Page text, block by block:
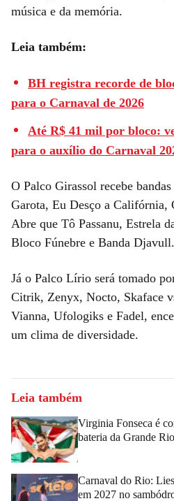
música e da memória.
Leia também:
BH registra recorde de
para o Carnaval de 2026
Até R$ 41 mil por bloco:
para o auxílio do Carnaval
O Palco Girassol recebe
Garota, Eu Desço a Califórnia,
Abre que Tô Passanu, Estrela
Bloco Fúnebre e Banda Djavull.
Já o Palco Lírio será tomado
Citrik, Zenyx, Nocto, Skaface
Vianna, Ufologiks e Fadel,
um clima de diversidade.
Leia também
Virginia Fonseca é
bateria da Grande
Carnaval do Rio:
em 2027 no